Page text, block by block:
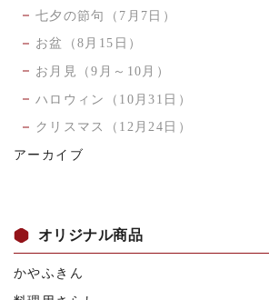
七夕の節句（7月7日）
お盆（8月15日）
お月見（9月～10月）
ハロウィン（10月31日）
クリスマス（12月24日）
アーカイブ
オリジナル商品
かやふきん